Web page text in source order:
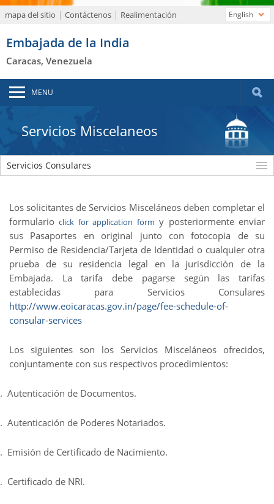
mapa del sitio Contáctenos Realimentación
Embajada de la India
Caracas, Venezuela
English
MENU
Servicios Miscelaneos
Servicios Consulares
Los solicitantes de Servicios Misceláneos deben completar el
formularioclick for application form y posteriormente enviar
sus Pasaportes en original junto con fotocopia de su
Permiso de Residencia/Tarjeta de Identidad o cualquier otra
prueba de su residencia legal en la jurisdicción de la
Embajada. La tarifa debe pagarse según las tarifas
establecidas para Servicios Consulares
http://www.eoicaracas.gov.in/page/fee-schedule-of-
consular-services
Los siguientes son los Servicios Misceláneos ofrecidos,
conjuntamente con sus respectivos procedimientos:
Autenticación de Documentos.
Autenticación de Poderes Notariados.
Emisión de Certificado de Nacimiento.
Certificado de NRI.